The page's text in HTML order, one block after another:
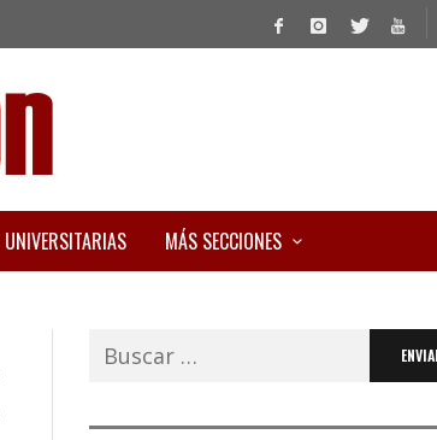
UNIVERSITARIAS MÁS SECCIONES
Buscar: